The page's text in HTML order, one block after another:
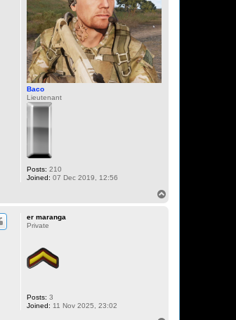
Baco
Lieutenant
Posts: 210
Joined: 07 Dec 2019, 12:56
er maranga
Private
Posts: 3
Joined: 11 Nov 2025, 23:02